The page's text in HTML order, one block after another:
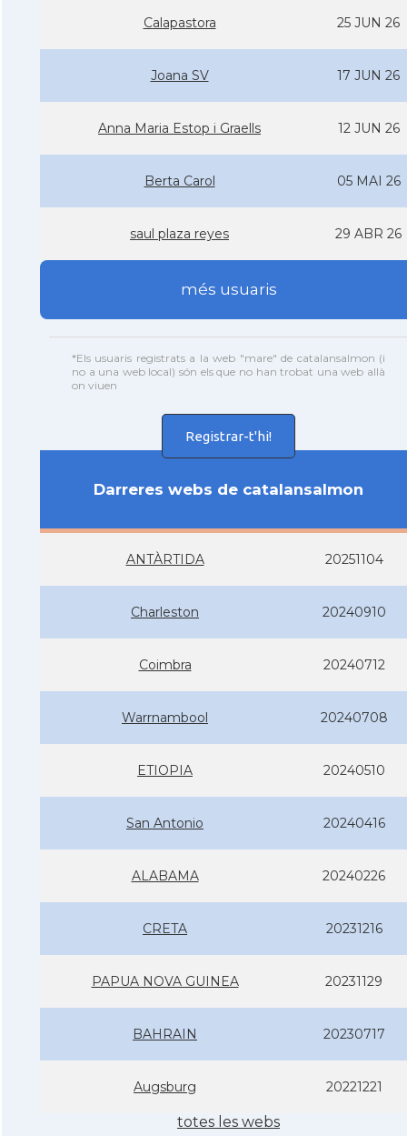
Calapastora 25 JUN 26
Joana SV 17 JUN 26
Anna Maria Estop i Graells 12 JUN 26
Berta Carol 05 MAI 26
saul plaza reyes 29 ABR 26
més usuaris
*Els usuaris registrats a la web "mare" de catalansalmon (i
no a una web local) són els que no han trobat una web allà
on viuen
Registrar-t'hi!
Darreres webs de catalansalmon
ANTÀRTIDA 20251104
Charleston 20240910
Coimbra 20240712
Warrnambool 20240708
ETIOPIA 20240510
San Antonio 20240416
ALABAMA 20240226
CRETA 20231216
PAPUA NOVA GUINEA 20231129
BAHRAIN 20230717
Augsburg 20221221
totes les webs